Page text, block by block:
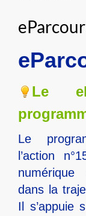
Le
Le
l’action
dans la
Il s’appuie